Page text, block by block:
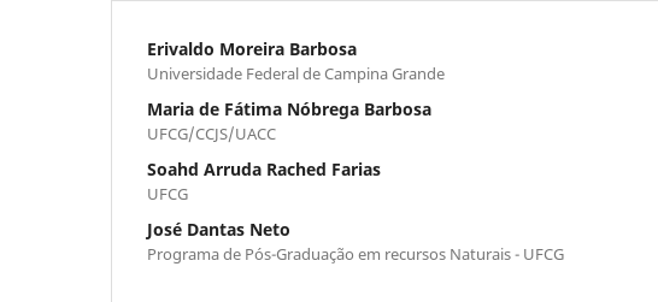
Erivaldo Moreira Barbosa
Universidade Federal de Campina Grande
Maria de Fátima Nóbrega Barbosa
UFCG/CCJS/UACC
Soahd Arruda Rached Farias
UFCG
José Dantas Neto
Programa de Pós-Graduação em recursos Naturais - UFCG